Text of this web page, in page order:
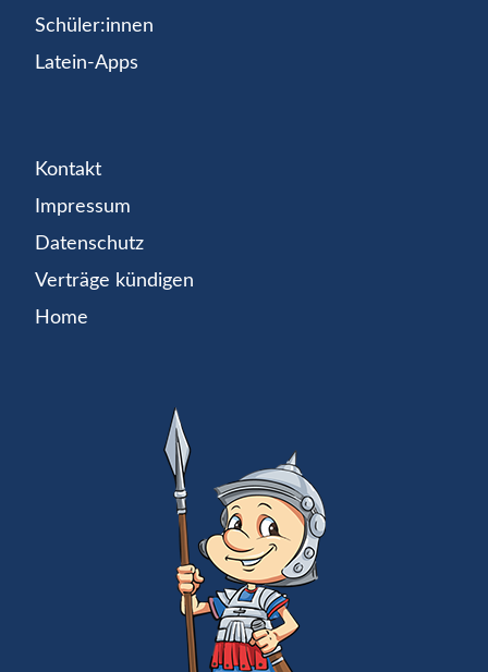
Schüler:innen
Latein-Apps
Kontakt
Impressum
Datenschutz
Verträge kündigen
Home